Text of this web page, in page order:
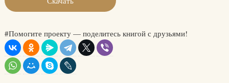
#Помогите проекту — поделитесь книгой с друзьями!